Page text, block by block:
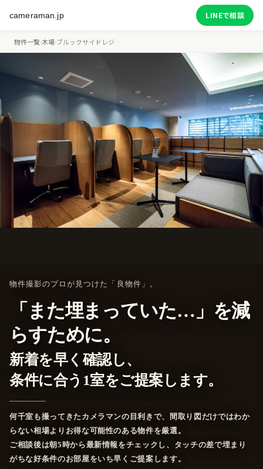
cameraman.jp LINEで相談
物件一覧›木場›ブルックサイドレジ…
物件撮影のプロが見つけた「良物件」。
「また埋まっていた…」を減
らすために。
新着を早く確認し、
条件に合う1室をご提案します。
何千室も撮ってきたカメラマンの目利きで、間取り図だけではわか
らない相場よりお得な可能性のある物件を厳選。
ご相談後は朝5時から最新情報をチェックし、タッチの差で埋まり
がちな好条件のお部屋をいち早くご提案します。